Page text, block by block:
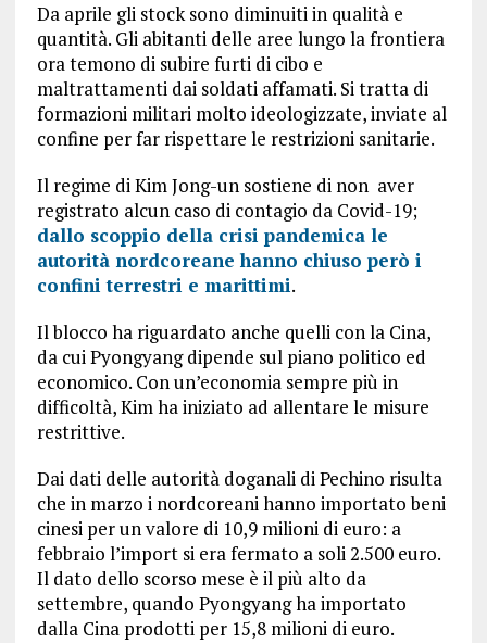
Da aprile gli stock sono diminuiti in qualità e
quantità. Gli abitanti delle aree lungo la frontiera
ora temono di subire furti di cibo e
maltrattamenti dai soldati affamati. Si tratta di
formazioni militari molto ideologizzate, inviate al
confine per far rispettare le restrizioni sanitarie.
Il regime di Kim Jong-un sostiene di non aver
registrato alcun caso di contagio da Covid-19;
dallo scoppio della crisi pandemica le
autorità nordcoreane hanno chiuso però i
confini terrestri e marittimi.
Il blocco ha riguardato anche quelli con la Cina,
da cui Pyongyang dipende sul piano politico ed
economico. Con un’economia sempre più in
difficoltà, Kim ha iniziato ad allentare le misure
restrittive.
Dai dati delle autorità doganali di Pechino risulta
che in marzo i nordcoreani hanno importato beni
cinesi per un valore di 10,9 milioni di euro: a
febbraio l’import si era fermato a soli 2.500 euro.
Il dato dello scorso mese è il più alto da
settembre, quando Pyongyang ha importato
dalla Cina prodotti per 15,8 milioni di euro.